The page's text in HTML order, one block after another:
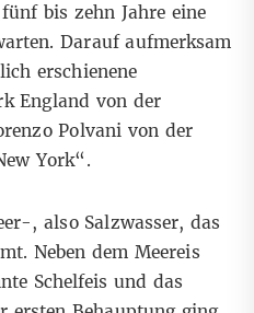
bis zehn Jahre eine
Darauf aufmerksam
erschienene
England von der
Polvani von der
York“.
, also Salzwasser, das
Neben dem Meereis
Schelfeis und das